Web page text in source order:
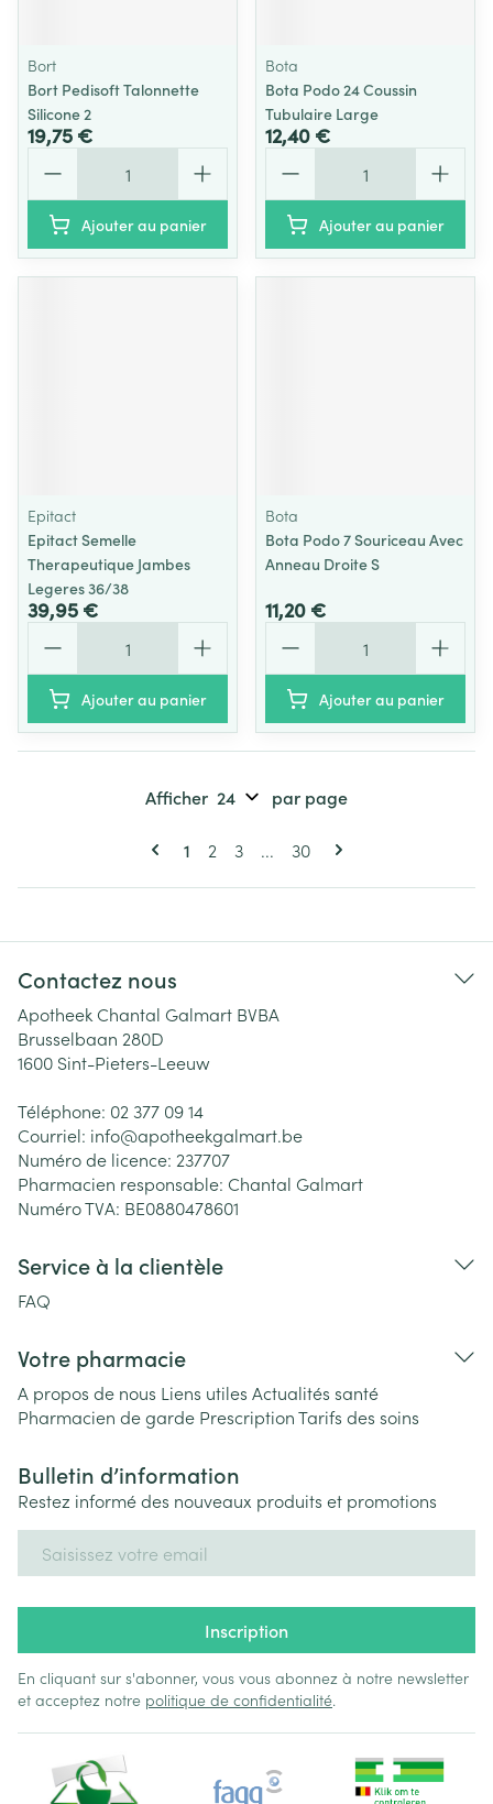
Bort
Bort Pedisoft Talonnette
Silicone 2
19,75 €
Ajouter au panier
Bota
Bota Podo 24 Coussin
Tubulaire Large
12,40 €
Ajouter au panier
Epitact
Epitact Semelle
Therapeutique Jambes
Legeres 36/38
39,95 €
Ajouter au panier
Bota
Bota Podo 7 Souriceau Avec
Anneau Droite S
11,20 €
Ajouter au panier
Pages
Vous lisez actuellement la page
1 Page
2 Page
3 ... Page
30
Afficher par page
Contactez nous
Apotheek Chantal Galmart BVBA
Brusselbaan 280D
1600 Sint-Pieters-Leeuw
Téléphone: 02 377 09 14
Courriel: info@apotheekgalmart.be
Numéro de licence: 237707
Pharmacien responsable: Chantal Galmart
Numéro TVA: BE0880478601
Service à la clientèle
FAQ
Votre pharmacie
A propos de nous Liens utiles Actualités santé
Pharmacien de garde PrescriptionTarifs des soins
Bulletin d’information
Restez informé des nouveaux produits et promotions
Inscription
En cliquant sur s'abonner, vous vous abonnez à notre newsletter
et acceptez notre politique de confidentialité.